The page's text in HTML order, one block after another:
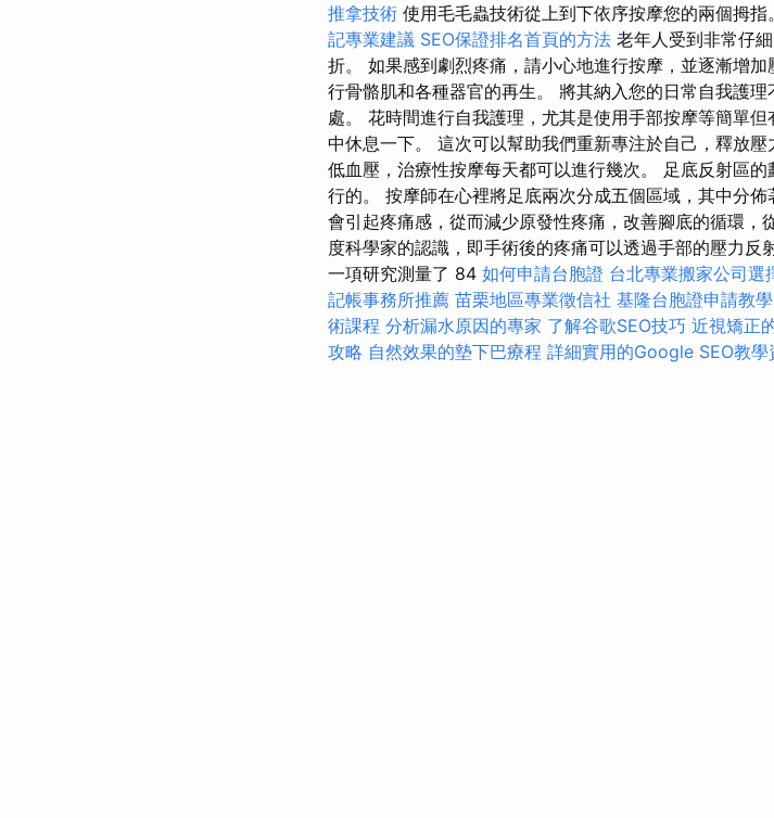
推拿技術 使用毛毛蟲技術從上到下依序按摩您的兩個拇指
記專業建議 SEO保證排名首頁的方法 老年人受到非常仔
折。 如果感到劇烈疼痛，請小心地進行按摩，並逐漸增
行骨骼肌和各種器官的再生。 將其納入您的日常自我護
處。 花時間進行自我護理，尤其是使用手部按摩等簡單
中休息一下。 這次可以幫助我們重新專注於自己，釋放
低血壓，治療性按摩每天都可以進行幾次。 足底反射區
行的。 按摩師在心裡將足底兩次分成五個區域，其中分
會引起疼痛感，從而減少原發性疼痛，改善腳底的循環，
度科學家的認識，即手術後的疼痛可以透過手部的壓力
一項研究測量了 84 如何申請台胞證 台北專業搬家公司選
記帳事務所推薦 苗栗地區專業徵信社 基隆台胞證申請教學
術課程 分析漏水原因的專家 了解谷歌SEO技巧 近視矯正
攻略 自然效果的墊下巴療程 詳細實用的Google SEO教學